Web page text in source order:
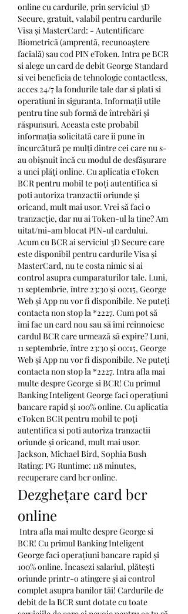
online cu cardurile, prin serviciul 3D
Secure, gratuit, valabil pentru cardurile
Visa și MasterCard: - Autentificare
Biometrică (amprentă, recunoaștere
facială) sau cod PIN eToken. Intra pe BCR
si alege un card de debit George Standard
si vei beneficia de tehnologie contactless,
acces 24/7 la fondurile tale dar si plati si
operatiuni in siguranta. Informații utile
pentru tine sub formă de întrebări și
răspunsuri. Aceasta este probabil
informația solicitată care îi pune în
încurcătură pe mulți dintre cei care nu s-
au obișnuit încă cu modul de desfășurare
a unei plăți online. Cu aplicatia eToken
BCR pentru mobil te poți autentifica si
poti autoriza tranzactii oriunde și
oricand, mult mai usor. Vrei să faci o
tranzacție, dar nu ai Token-ul la tine? Am
uitat/mi-am blocat PIN-ul cardului.
Acum cu BCR ai serviciul 3D Secure care
este disponibil pentru cardurile Visa și
MasterCard, nu te costa nimic si ai
control asupra cumparaturilor tale. Luni,
11 septembrie, între 23:30 și 00:15, George
Web și App nu vor fi disponibile. Ne puteți
contacta non stop la *2227. Cum pot să
îmi fac un card nou sau să îmi reînnoiesc
cardul BCR care urmează să expire? Luni,
11 septembrie, între 23:30 și 00:15, George
Web și App nu vor fi disponibile. Ne puteți
contacta non stop la *2227. Intra afla mai
multe despre George si BCR! Cu primul
Banking Inteligent George faci operațiuni
bancare rapid și 100% online. Cu aplicatia
eToken BCR pentru mobil te poți
autentifica si poti autoriza tranzactii
oriunde și oricand, mult mai usor.
Jackson, Michael Bird, Sophia Bush
Rating: PG Runtime: 118 minutes,
recuperare card bcr online.
Dezghețare card bcr
online
BCR! Cu primul Banking Inteligent
George faci operațiuni bancare rapid și
100% online. Încasezi salariul, plătești
oriunde printr-o atingere și ai control
complet asupra banilor tăi! Cardurile de
debit de la BCR sunt dotate cu toate